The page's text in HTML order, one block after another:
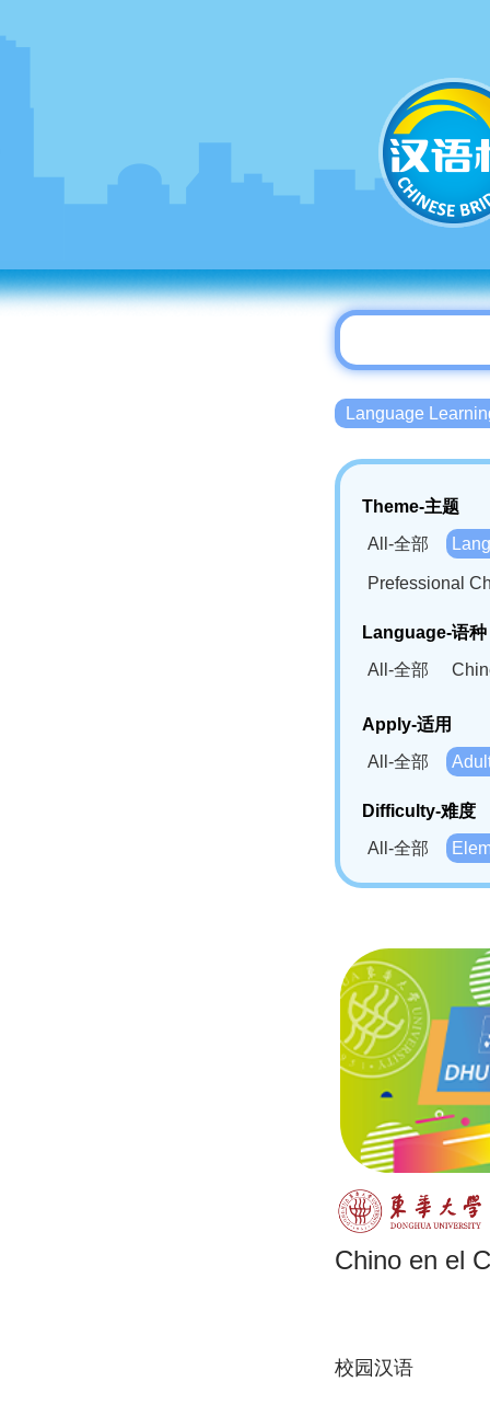
Language
Theme-主题
All-全部
Prefessional
Language-语种
All-全部
Bahasa
Swahili(SW)-
Apply-适用
All-全部
Difficulty-难度
All-全部
Chino en el
校园汉语